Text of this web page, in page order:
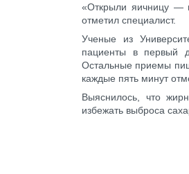
«Открыли яичницу —
отметил специалист.
Ученые из
пациенты в первый
Остальные приемы
каждые пять минут
Выяснилось, что
избежать выброса